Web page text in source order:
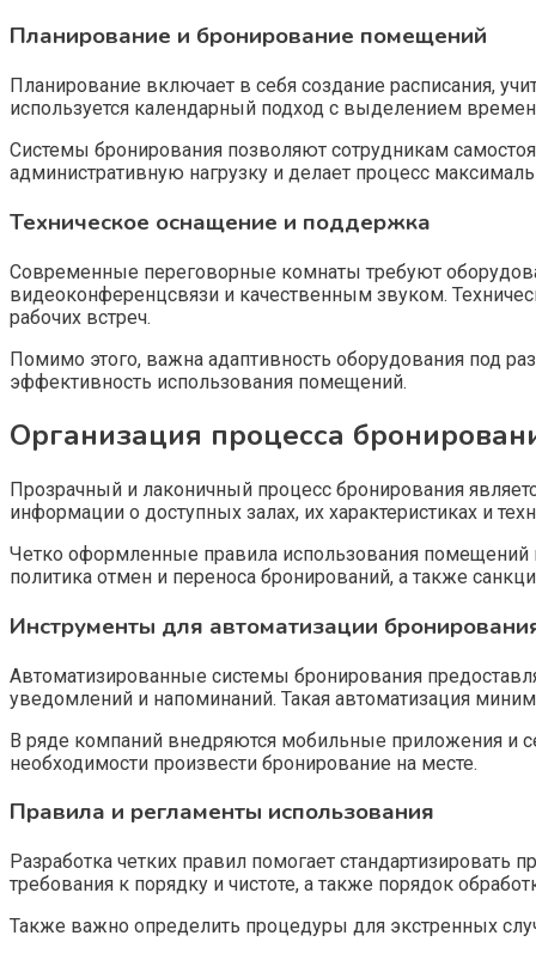
Планирование и бронирование помещений
Планирование включает в себя создание расписания,
используется календарный подход с выделением
Системы бронирования позволяют сотрудникам
административную нагрузку и делает процесс
Техническое оснащение и поддержка
Современные переговорные комнаты требуют
видеоконференцсвязи и качественным звуком.
рабочих встреч.
Помимо этого, важна адаптивность оборудования под
эффективность использования помещений.
Организация процесса
Прозрачный и лаконичный процесс бронирования
информации о доступных залах, их характеристиках и
Четко оформленные правила использования
политика отмен и переноса бронирований, а также
Инструменты для автоматизации
Автоматизированные системы бронирования
уведомлений и напоминаний. Такая автоматизация
В ряде компаний внедряются мобильные приложения и
необходимости произвести бронирование на месте.
Правила и регламенты использования
Разработка четких правил помогает
требования к порядку и чистоте, а также порядок
Также важно определить процедуры для экстренных